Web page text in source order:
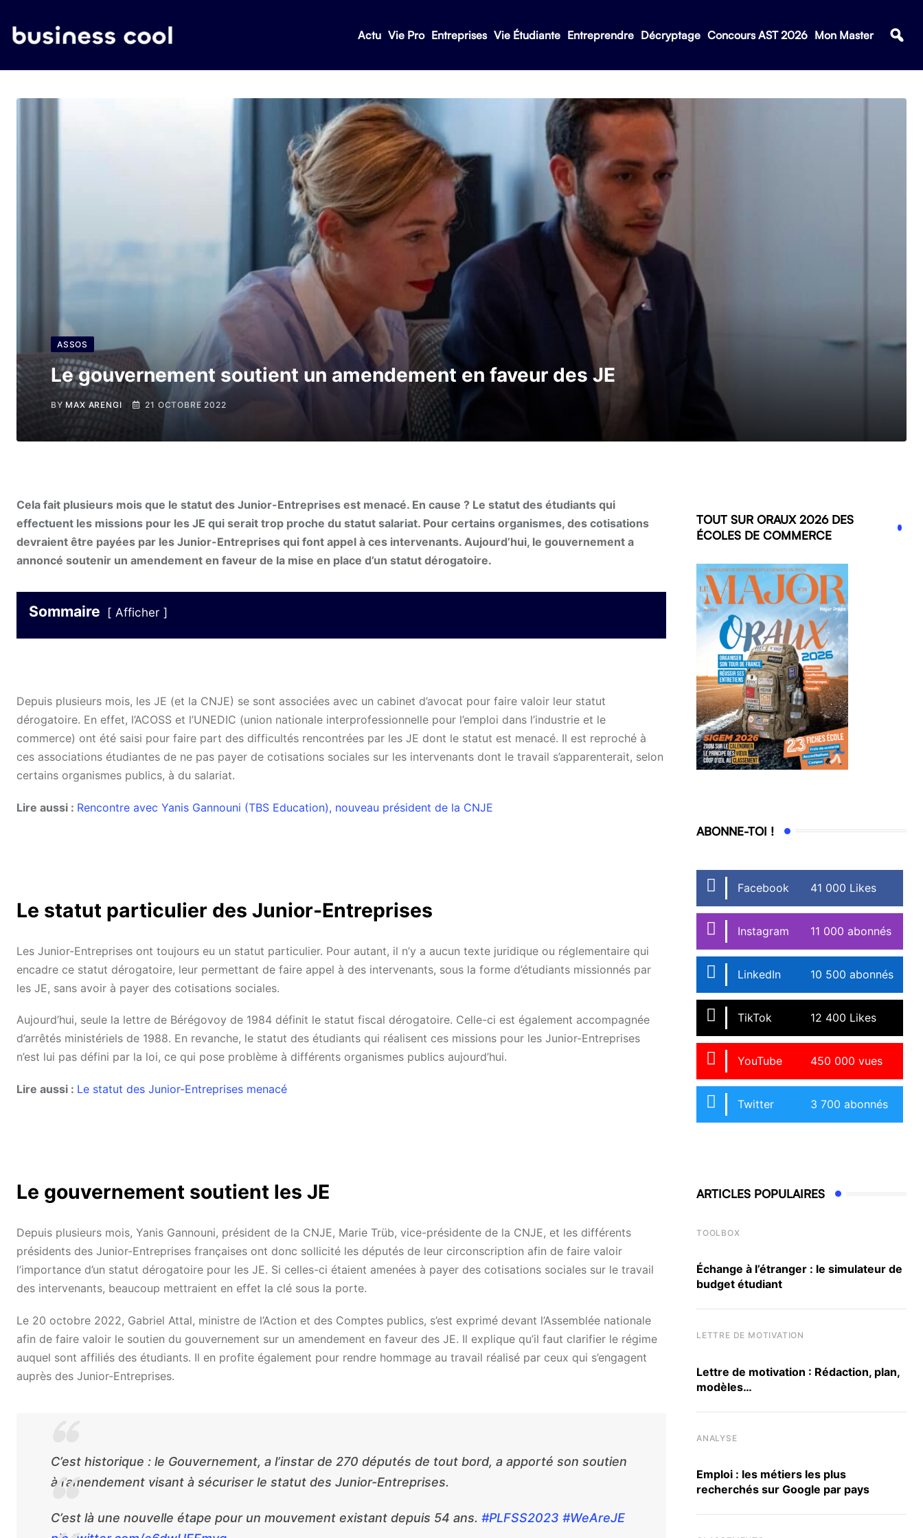
Actu Vie Pro Entreprises Vie Étudiante Entreprendre Décryptage Concours AST 2026 Mon Master
ASSOS
Le gouvernement soutient un amendement en faveur des JE
BY MAX ARENGI 21 OCTOBRE 2022
Cela fait plusieurs mois que le statut des Junior-Entreprises est menacé. En cause ? Le statut des étudiants qui
effectuent les missions pour les JE qui serait trop proche du statut salariat. Pour certains organismes, des cotisations
devraient être payées par les Junior-Entreprises qui font appel à ces intervenants. Aujourd’hui, le gouvernement a
annoncé soutenir un amendement en faveur de la mise en place d’un statut dérogatoire.
Sommaire Afficher
Depuis plusieurs mois, les JE (et la CNJE) se sont associées avec un cabinet d’avocat pour faire valoir leur statut
dérogatoire. En effet, l’ACOSS et l’UNEDIC (union nationale interprofessionnelle pour l’emploi dans l’industrie et le
commerce) ont été saisi pour faire part des difficultés rencontrées par les JE dont le statut est menacé. Il est reproché à
ces associations étudiantes de ne pas payer de cotisations sociales sur les intervenants dont le travail s’apparenterait, selon
certains organismes publics, à du salariat.
Lire aussi : Rencontre avec Yanis Gannouni (TBS Education), nouveau président de la CNJE
Le statut particulier des Junior-Entreprises
Les Junior-Entreprises ont toujours eu un statut particulier. Pour autant, il n’y a aucun texte juridique ou réglementaire qui
encadre ce statut dérogatoire, leur permettant de faire appel à des intervenants, sous la forme d’étudiants missionnés par
les JE, sans avoir à payer des cotisations sociales.
Aujourd’hui, seule la lettre de Bérégovoy de 1984 définit le statut fiscal dérogatoire. Celle-ci est également accompagnée
d’arrêtés ministériels de 1988. En revanche, le statut des étudiants qui réalisent ces missions pour les Junior-Entreprises
n’est lui pas défini par la loi, ce qui pose problème à différents organismes publics aujourd’hui.
Lire aussi : Le statut des Junior-Entreprises menacé
Le gouvernement soutient les JE
Depuis plusieurs mois, Yanis Gannouni, président de la CNJE, Marie Trüb, vice-présidente de la CNJE, et les différents
présidents des Junior-Entreprises françaises ont donc sollicité les députés de leur circonscription afin de faire valoir
l’importance d’un statut dérogatoire pour les JE. Si celles-ci étaient amenées à payer des cotisations sociales sur le travail
des intervenants, beaucoup mettraient en effet la clé sous la porte.
Le 20 octobre 2022, Gabriel Attal, ministre de l’Action et des Comptes publics, s’est exprimé devant l’Assemblée nationale
afin de faire valoir le soutien du gouvernement sur un amendement en faveur des JE. Il explique qu’il faut clarifier le régime
auquel sont affiliés des étudiants. Il en profite également pour rendre hommage au travail réalisé par ceux qui s’engagent
auprès des Junior-Entreprises.
C’est historique : le Gouvernement, a l’instar de 270 députés de tout bord, a apporté son soutien
à l’amendement visant à sécuriser le statut des Junior-Entreprises.
C’est là une nouvelle étape pour un mouvement existant depuis 54 ans. #PLFSS2023 #WeAreJE
TOUT SUR ORAUX 2026 DES
ÉCOLES DE COMMERCE
ABONNE-TOI !
Facebook 41 000 Likes
Instagram 11 000 abonnés
LinkedIn 10 500 abonnés
TikTok 12 400 Likes
YouTube 450 000 vues
Twitter 3 700 abonnés
ARTICLES POPULAIRES
TOOLBOX
Échange à l’étranger : le simulateur de
budget étudiant
LETTRE DE MOTIVATION
Lettre de motivation : Rédaction, plan,
modèles…
ANALYSE
Emploi : les métiers les plus
recherchés sur Google par pays